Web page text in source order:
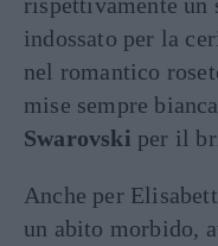
indossato per la
nel romantico
mise sempre
Swarovski per il
Anche per
un abito morbido,